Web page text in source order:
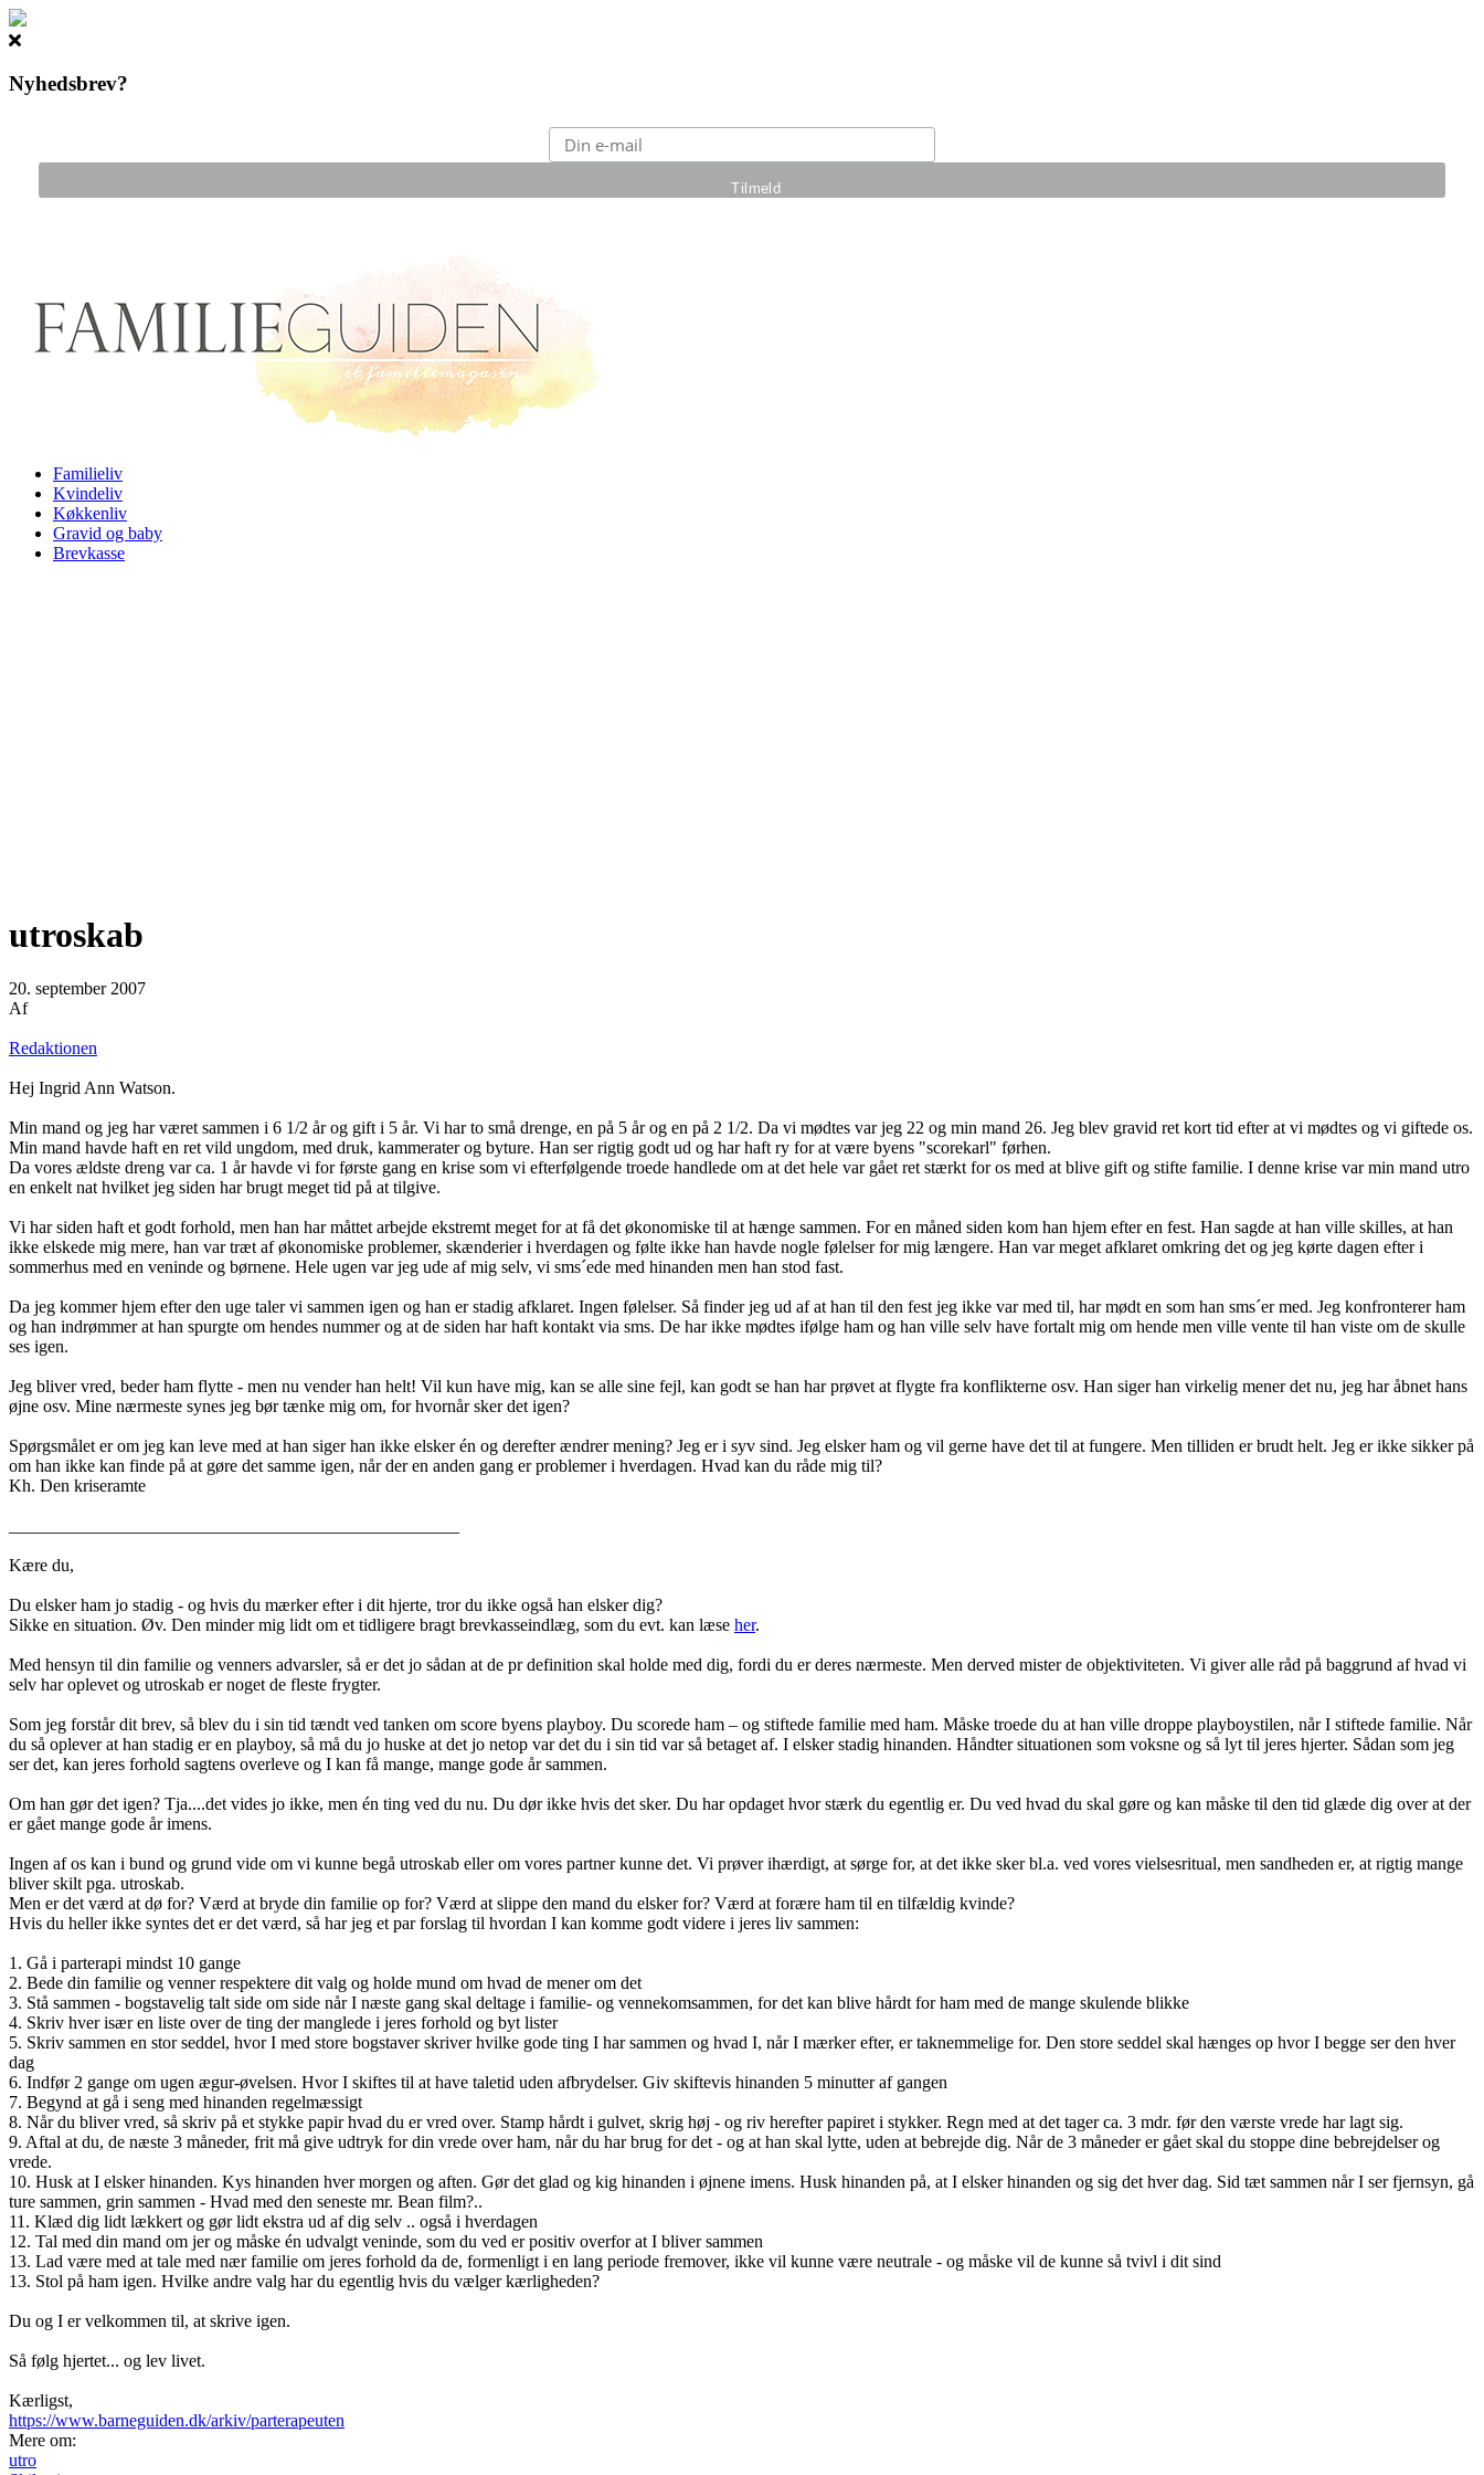
Nyhedsbrev?
Familieliv
Kvindeliv
Køkkenliv
Gravid og baby
Brevkasse
utroskab
20. september 2007
Af
Redaktionen
Hej Ingrid Ann Watson.
Min mand og jeg har været sammen i 6 1/2 år og gift i 5 år. Vi har to små drenge, en på 5 år og en på 2 1/2. Da vi mødtes var jeg 22 og min mand 26. Jeg blev gravid ret kort tid efter at vi mødtes og vi giftede os.
Min mand havde haft en ret vild ungdom, med druk, kammerater og byture. Han ser rigtig godt ud og har haft ry for at være byens "scorekarl" førhen.
Da vores ældste dreng var ca. 1 år havde vi for første gang en krise som vi efterfølgende troede handlede om at det hele var gået ret stærkt for os med at blive gift og stifte familie. I denne krise var min mand utro
en enkelt nat hvilket jeg siden har brugt meget tid på at tilgive.
Vi har siden haft et godt forhold, men han har måttet arbejde ekstremt meget for at få det økonomiske til at hænge sammen. For en måned siden kom han hjem efter en fest. Han sagde at han ville skilles, at han
ikke elskede mig mere, han var træt af økonomiske problemer, skænderier i hverdagen og følte ikke han havde nogle følelser for mig længere. Han var meget afklaret omkring det og jeg kørte dagen efter i
sommerhus med en veninde og børnene. Hele ugen var jeg ude af mig selv, vi sms´ede med hinanden men han stod fast.
Da jeg kommer hjem efter den uge taler vi sammen igen og han er stadig afklaret. Ingen følelser. Så finder jeg ud af at han til den fest jeg ikke var med til, har mødt en som han sms´er med. Jeg konfronterer ham
og han indrømmer at han spurgte om hendes nummer og at de siden har haft kontakt via sms. De har ikke mødtes ifølge ham og han ville selv have fortalt mig om hende men ville vente til han viste om de skulle
ses igen.
Jeg bliver vred, beder ham flytte - men nu vender han helt! Vil kun have mig, kan se alle sine fejl, kan godt se han har prøvet at flygte fra konflikterne osv. Han siger han virkelig mener det nu, jeg har åbnet hans
øjne osv. Mine nærmeste synes jeg bør tænke mig om, for hvornår sker det igen?
Spørgsmålet er om jeg kan leve med at han siger han ikke elsker én og derefter ændrer mening? Jeg er i syv sind. Jeg elsker ham og vil gerne have det til at fungere. Men tilliden er brudt helt. Jeg er ikke sikker på
om han ikke kan finde på at gøre det samme igen, når der en anden gang er problemer i hverdagen. Hvad kan du råde mig til?
Kh. Den kriseramte
Kære du,
Du elsker ham jo stadig - og hvis du mærker efter i dit hjerte, tror du ikke også han elsker dig?
Sikke en situation. Øv. Den minder mig lidt om et tidligere bragt brevkasseindlæg, som du evt. kan læse her.
Med hensyn til din familie og venners advarsler, så er det jo sådan at de pr definition skal holde med dig, fordi du er deres nærmeste. Men derved mister de objektiviteten. Vi giver alle råd på baggrund af hvad vi
selv har oplevet og utroskab er noget de fleste frygter.
Som jeg forstår dit brev, så blev du i sin tid tændt ved tanken om score byens playboy. Du scorede ham – og stiftede familie med ham. Måske troede du at han ville droppe playboystilen, når I stiftede familie. Når
du så oplever at han stadig er en playboy, så må du jo huske at det jo netop var det du i sin tid var så betaget af. I elsker stadig hinanden. Håndter situationen som voksne og så lyt til jeres hjerter. Sådan som jeg
ser det, kan jeres forhold sagtens overleve og I kan få mange, mange gode år sammen.
Om han gør det igen? Tja....det vides jo ikke, men én ting ved du nu. Du dør ikke hvis det sker. Du har opdaget hvor stærk du egentlig er. Du ved hvad du skal gøre og kan måske til den tid glæde dig over at der
er gået mange gode år imens.
Ingen af os kan i bund og grund vide om vi kunne begå utroskab eller om vores partner kunne det. Vi prøver ihærdigt, at sørge for, at det ikke sker bl.a. ved vores vielsesritual, men sandheden er, at rigtig mange
bliver skilt pga. utroskab.
Men er det værd at dø for? Værd at bryde din familie op for? Værd at slippe den mand du elsker for? Værd at forære ham til en tilfældig kvinde?
Hvis du heller ikke syntes det er det værd, så har jeg et par forslag til hvordan I kan komme godt videre i jeres liv sammen:
1. Gå i parterapi mindst 10 gange
2. Bede din familie og venner respektere dit valg og holde mund om hvad de mener om det
3. Stå sammen - bogstavelig talt side om side når I næste gang skal deltage i familie- og vennekomsammen, for det kan blive hårdt for ham med de mange skulende blikke
4. Skriv hver især en liste over de ting der manglede i jeres forhold og byt lister
5. Skriv sammen en stor seddel, hvor I med store bogstaver skriver hvilke gode ting I har sammen og hvad I, når I mærker efter, er taknemmelige for. Den store seddel skal hænges op hvor I begge ser den hver
dag
6. Indfør 2 gange om ugen ægur-øvelsen. Hvor I skiftes til at have taletid uden afbrydelser. Giv skiftevis hinanden 5 minutter af gangen
7. Begynd at gå i seng med hinanden regelmæssigt
8. Når du bliver vred, så skriv på et stykke papir hvad du er vred over. Stamp hårdt i gulvet, skrig høj - og riv herefter papiret i stykker. Regn med at det tager ca. 3 mdr. før den værste vrede har lagt sig.
9. Aftal at du, de næste 3 måneder, frit må give udtryk for din vrede over ham, når du har brug for det - og at han skal lytte, uden at bebrejde dig. Når de 3 måneder er gået skal du stoppe dine bebrejdelser og
vrede.
10. Husk at I elsker hinanden. Kys hinanden hver morgen og aften. Gør det glad og kig hinanden i øjnene imens. Husk hinanden på, at I elsker hinanden og sig det hver dag. Sid tæt sammen når I ser fjernsyn, gå
ture sammen, grin sammen - Hvad med den seneste mr. Bean film?..
11. Klæd dig lidt lækkert og gør lidt ekstra ud af dig selv .. også i hverdagen
12. Tal med din mand om jer og måske én udvalgt veninde, som du ved er positiv overfor at I bliver sammen
13. Lad være med at tale med nær familie om jeres forhold da de, formenligt i en lang periode fremover, ikke vil kunne være neutrale - og måske vil de kunne så tvivl i dit sind
13. Stol på ham igen. Hvilke andre valg har du egentlig hvis du vælger kærligheden?
Du og I er velkommen til, at skrive igen.
Så følg hjertet... og lev livet.
Kærligst,
https://www.barneguiden.dk/arkiv/parterapeuten
Mere om:
utro